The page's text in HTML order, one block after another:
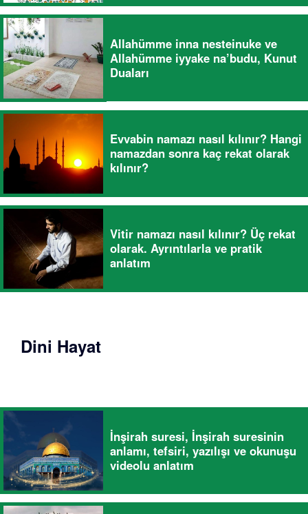
Allahümme inna nesteinuke ve
Allahümme iyyake na’budu, Kunut
Duaları
Evvabin namazı nasıl kılınır? Hangi
namazdan sonra kaç rekat olarak
kılınır?
Vitir namazı nasıl kılınır? Üç rekat
olarak. Ayrıntılarla ve pratik
anlatım
Dini Hayat
İnşirah suresi, İnşirah suresinin
anlamı, tefsiri, yazılışı ve okunuşu
videolu anlatım